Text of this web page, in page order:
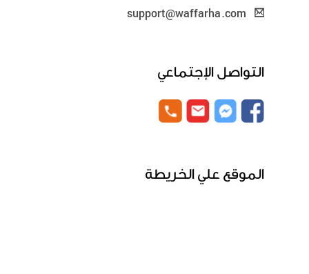
support@waffarha.com
التواصل الإجتماعي
الموقع علي الخريطة